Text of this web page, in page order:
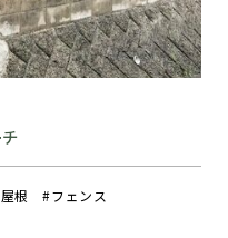
根
フェンス